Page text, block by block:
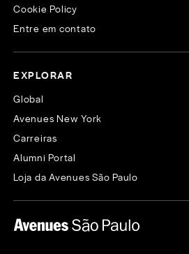
Cookie Policy
Entre em contato
EXPLORAR
Global
Avenues New York
Carreiras
Alumni Portal
Loja da Avenues São Paulo